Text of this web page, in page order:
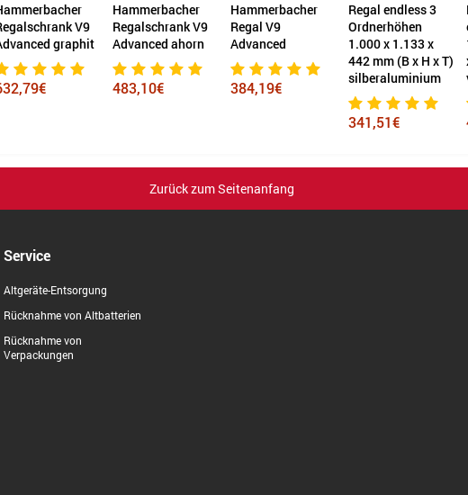
Hammerbacher
Regalschrank V9
Advanced ahorn
483,10€
Hammerbacher
Regal V9
Advanced
384,19€
Regal endless 3
Ordnerhöhen
1.000 x 1.133 x
442 mm (B x H x T)
silberaluminium
Regalschrank
endless 1.000 x
1.133 x 442 mm (B
x H x T)
verkehrsweiß
458,09€
Zurück zum Seitenanfang
Service
Altgeräte-Entsorgung
Rücknahme von Altbatterien
Rücknahme von
Verpackungen